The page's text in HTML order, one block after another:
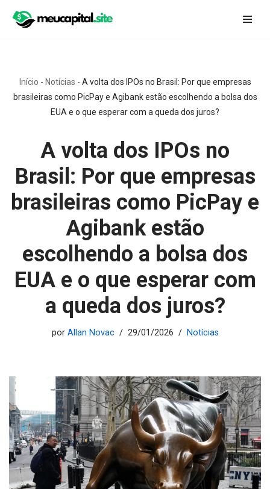
conteúdo
Início - Notícias - A volta dos IPOs no Brasil: Por que empresas
brasileiras como PicPay e Agibank estão escolhendo a bolsa dos
EUA e o que esperar com a queda dos juros?
A volta dos IPOs no
Brasil: Por que empresas
brasileiras como PicPay e
Agibank estão
escolhendo a bolsa dos
EUA e o que esperar com
a queda dos juros?
por Allan Novac 29/01/2026 Notícias